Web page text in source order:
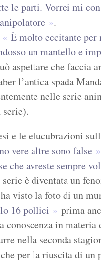
le parti. Vorrei mi
.
È molto eccitante per
un mantello e
aspettare che faccia
l’antica spada
nelle serie
e le elucubrazioni
vere altre sono false
che avreste sempre
è diventata un
visto la foto di un
16 pollici
prima
conoscenza in
nella seconda
per la riuscita di un